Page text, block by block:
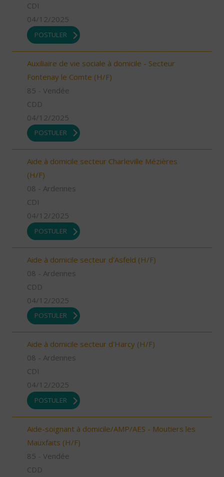
CDI
04/12/2025
POSTULER
Auxiliaire de vie sociale à domicile - Secteur
Fontenay le Comte (H/F)
85 - Vendée
CDD
04/12/2025
POSTULER
Aide à domicile secteur Charleville Mézières
(H/F)
08 - Ardennes
CDI
04/12/2025
POSTULER
Aide à domicile secteur d'Asfeld (H/F)
08 - Ardennes
CDD
04/12/2025
POSTULER
Aide à domicile secteur d'Harcy (H/F)
08 - Ardennes
CDI
04/12/2025
POSTULER
Aide-soignant à domicile/AMP/AES - Moutiers les
Mauxfaits (H/F)
85 - Vendée
CDD